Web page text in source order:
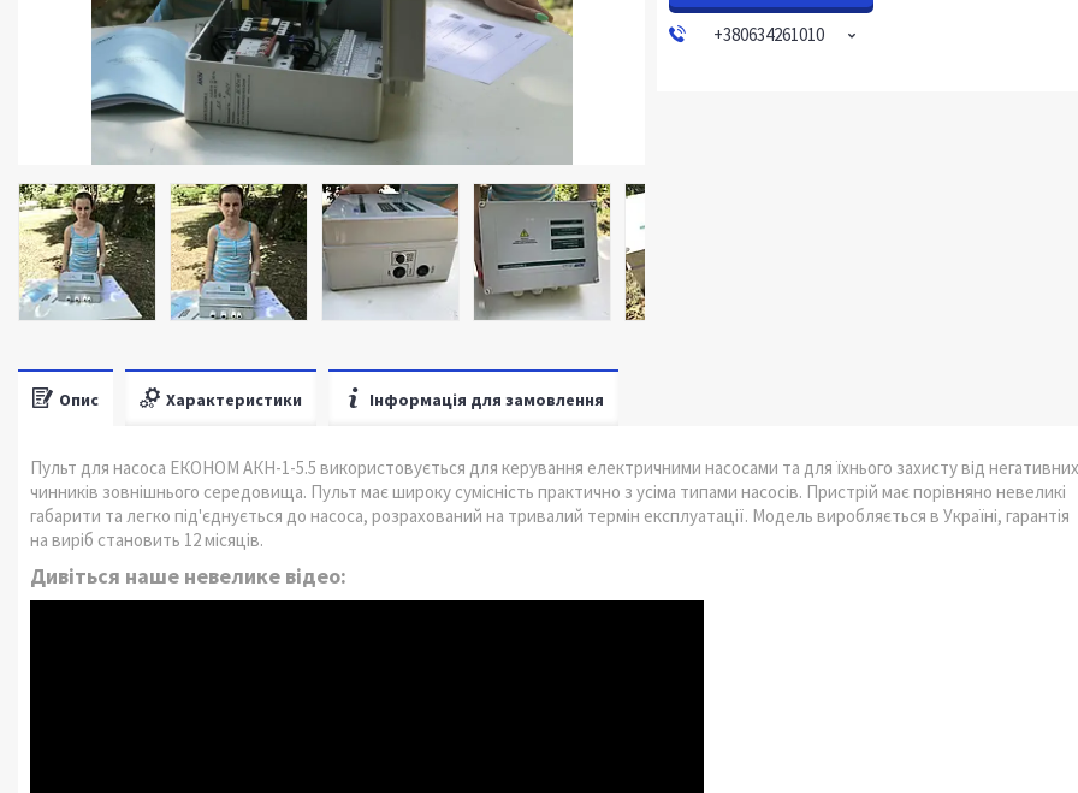
+380634261010
Опис Характеристики Інформація для замовлення
Пульт для насоса ЕКОНОМ АКН-1-5.5 використовується для керування електричними насосами та для їхнього захисту від негативних
чинників зовнішнього середовища. Пульт має широку сумісність практично з усіма типами насосів. Пристрій має порівняно невеликі
габарити та легко під'єднується до насоса, розрахований на тривалий термін експлуатації. Модель виробляється в Україні, гарантія
на виріб становить 12 місяців.
Дивіться наше невелике відео: